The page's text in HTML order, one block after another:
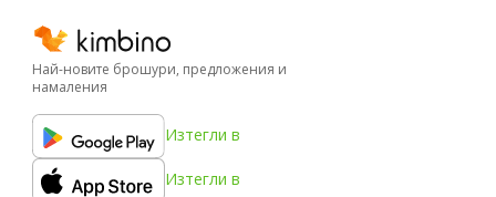
Най-новите брошури, предложения и
намаления
Изтегли в
Изтегли в